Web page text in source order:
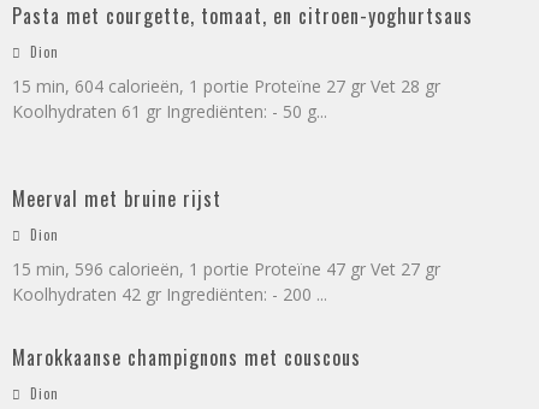
Pasta met courgette, tomaat, en citroen-yoghurtsaus
Dion
15 min, 604 calorieën, 1 portie Proteïne 27 gr Vet 28 gr
Koolhydraten 61 gr Ingrediënten: - 50 g...
Meerval met bruine rijst
Dion
15 min, 596 calorieën, 1 portie Proteïne 47 gr Vet 27 gr
Koolhydraten 42 gr Ingrediënten: - 200 ...
Marokkaanse champignons met couscous
Dion